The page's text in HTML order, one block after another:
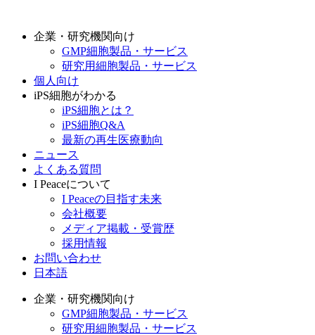
企業・研究機関向け
GMP細胞製品・サービス
研究用細胞製品・サービス
個人向け
iPS細胞がわかる
iPS細胞とは？
iPS細胞Q&A
最新の再生医療動向
ニュース
よくある質問
I Peaceについて
I Peaceの目指す未来
会社概要
メディア掲載・受賞歴
採用情報
お問い合わせ
日本語
企業・研究機関向け
GMP細胞製品・サービス
研究用細胞製品・サービス